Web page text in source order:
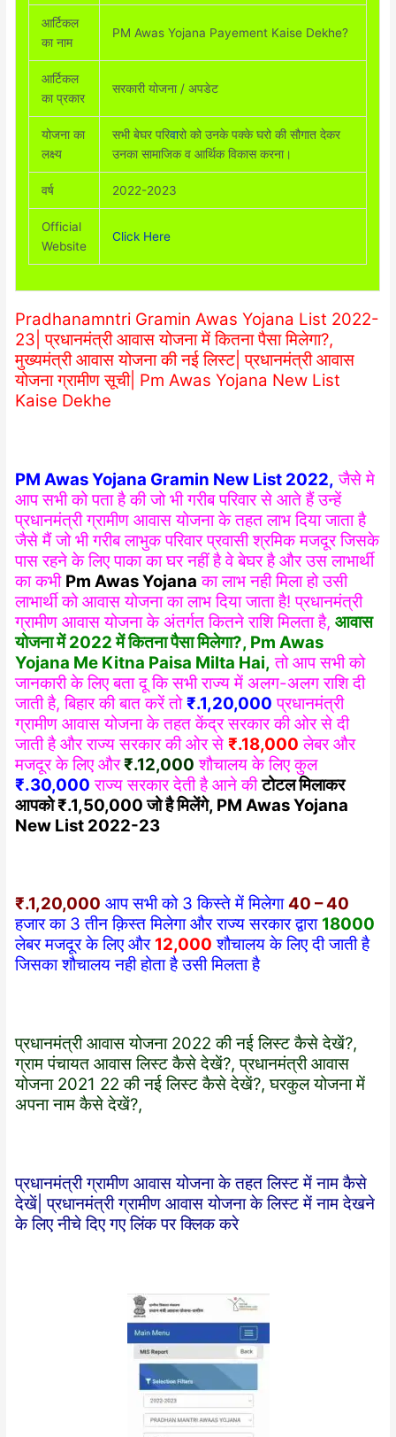
आर्टिकल
का नाम
PM Awas Yojana Payement Kaise Dekhe?
आर्टिकल
का प्रकार
सरकारी योजना / अपडेट
योजना का
लक्ष्य
सभी बेघर परिवारो को उनके पक्के घरो की सौगात देकर
उनका सामाजिक व आर्थिक विकास करना।
वर्ष 2022-2023
Official
Website
Click Here
Pradhanamntri Gramin Awas Yojana List 2022-
23| प्रधानमंत्री आवास योजना में कितना पैसा मिलेगा?,
मुख्यमंत्री आवास योजना की नई लिस्ट| प्रधानमंत्री आवास
योजना ग्रामीण सूची| Pm Awas Yojana New List
Kaise Dekhe
PM Awas Yojana Gramin New List 2022, जैसे मे
आप सभी को पता है की जो भी गरीब परिवार से आते हैं उन्हें
प्रधानमंत्री ग्रामीण आवास योजना के तहत लाभ दिया जाता है
जैसे मैं जो भी गरीब लाभुक परिवार प्रवासी श्रमिक मजदूर जिसके
पास रहने के लिए पाका का घर नहीं है वे बेघर है और उस लाभार्थी
का कभी Pm Awas Yojana का लाभ नही मिला हो उसी
लाभार्थी को आवास योजना का लाभ दिया जाता है! प्रधानमंत्री
ग्रामीण आवास योजना के अंतर्गत कितने राशि मिलता है,आवास
योजना में 2022 में कितना पैसा मिलेगा?, Pm Awas
Yojana Me Kitna Paisa Milta Hai, तो आप सभी को
जानकारी के लिए बता दू कि सभी राज्य में अलग-अलग राशि दी
जाती है, बिहार की बात करें तो₹.1,20,000 प्रधानमंत्री
ग्रामीण आवास योजना के तहत केंद्र सरकार की ओर से दी
जाती है और राज्य सरकार की ओर से₹.18,000 लेबर और
मजदूर के लिए और₹.12,000 शौचालय के लिए कुल
₹.30,000 राज्य सरकार देती है आने कीटोटल मिलाकर
आपको ₹.1,50,000 जो है मिलेंगे, PM Awas Yojana
New List 2022-23
₹.1,20,000 आप सभी को 3 किस्ते में मिलेगा40 – 40
हजार का 3 तीन क़िस्त मिलेगा और राज्य सरकार द्वारा 18000
लेबर मजदूर के लिए और 12,000 शौचालय के लिए दी जाती है
जिसका शौचालय नही होता है उसी मिलता है
प्रधानमंत्री आवास योजना 2022 की नई लिस्ट कैसे देखें?,
ग्राम पंचायत आवास लिस्ट कैसे देखें?, प्रधानमंत्री आवास
योजना 2021 22 की नई लिस्ट कैसे देखें?, घरकुल योजना में
अपना नाम कैसे देखें?,
प्रधानमंत्री ग्रामीण आवास योजना के तहत लिस्ट में नाम कैसे
देखें| प्रधानमंत्री ग्रामीण आवास योजना के लिस्ट में नाम देखने
के लिए नीचे दिए गए लिंक पर क्लिक करे